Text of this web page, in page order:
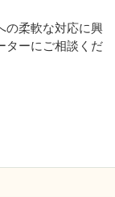
の柔軟な対応に興
ターにご相談くだ